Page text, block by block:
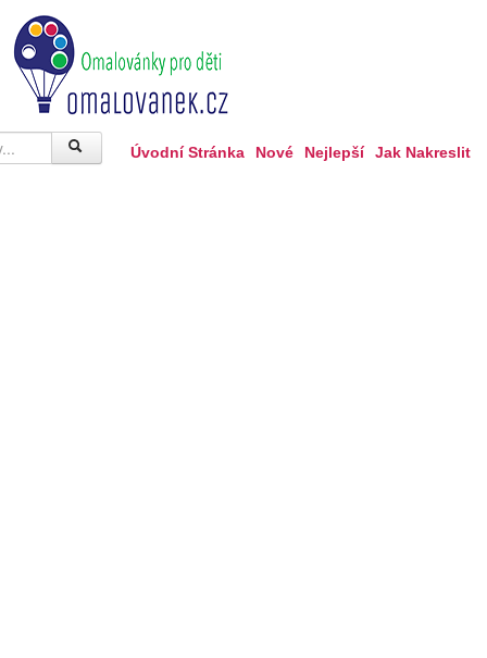
Úvodní Stránka Nové Nejlepší Jak Nakreslit